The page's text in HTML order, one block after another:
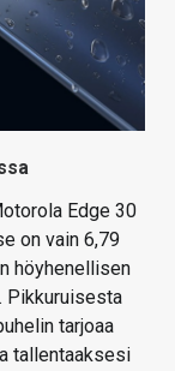
Edge 30
on vain 6,79
höyhenellisen
Pikkuruisesta
tarjoaa
tallentaaksesi